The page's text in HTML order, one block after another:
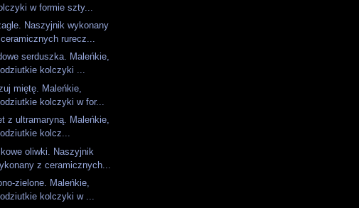
w formie szty...
Naszyjnik wykonany
rurecz...
serduszka. Maleńkie,
kolczyki ...
miętę. Maleńkie,
kolczyki w for...
z ultramaryną. Maleńkie,
kolcz...
oliwki. Naszyjnik
z ceramicznych...
zielone. Maleńkie,
kolczyki w ...